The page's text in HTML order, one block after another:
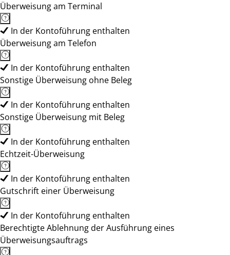
Überweisung am Terminal
In der Kontoführung enthalten
Überweisung am Telefon
In der Kontoführung enthalten
Sonstige Überweisung ohne Beleg
In der Kontoführung enthalten
Sonstige Überweisung mit Beleg
In der Kontoführung enthalten
Echtzeit-Überweisung
In der Kontoführung enthalten
Gutschrift einer Überweisung
In der Kontoführung enthalten
Berechtigte Ablehnung der Ausführung eines
Überweisungsauftrags